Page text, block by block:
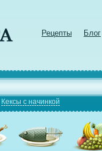
Рецепты Блог
Кексы с начинкой